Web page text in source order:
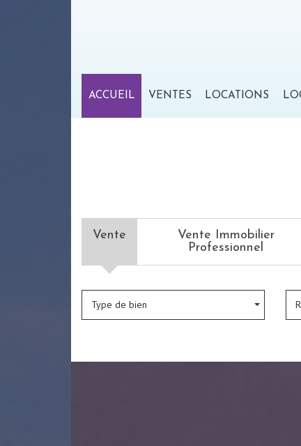
ACCUEIL VENTES LOCATIONS
Vente
Vente Immobilier
Professionnel
Type de bien